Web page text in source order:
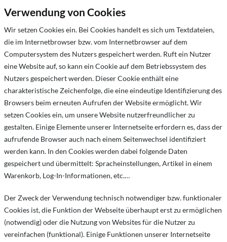
Verwendung von Cookies
Wir setzen Cookies ein. Bei Cookies handelt es sich um Textdateien,
die im Internetbrowser bzw. vom Internetbrowser auf dem
Computersystem des Nutzers gespeichert werden. Ruft ein Nutzer
eine Website auf, so kann ein Cookie auf dem Betriebssystem des
Nutzers gespeichert werden. Dieser Cookie enthält eine
charakteristische Zeichenfolge, die eine eindeutige Identifizierung des
Browsers beim erneuten Aufrufen der Website ermöglicht. Wir
setzen Cookies ein, um unsere Website nutzerfreundlicher zu
gestalten. Einige Elemente unserer Internetseite erfordern es, dass der
aufrufende Browser auch nach einem Seitenwechsel identifiziert
werden kann. In den Cookies werden dabei folgende Daten
gespeichert und übermittelt: Spracheinstellungen, Artikel in einem
Warenkorb, Log-In-Informationen, etc.…
Der Zweck der Verwendung technisch notwendiger bzw. funktionaler
Cookies ist, die Funktion der Webseite überhaupt erst zu ermöglichen
(notwendig) oder die Nutzung von Websites für die Nutzer zu
vereinfachen (funktional). Einige Funktionen unserer Internetseite